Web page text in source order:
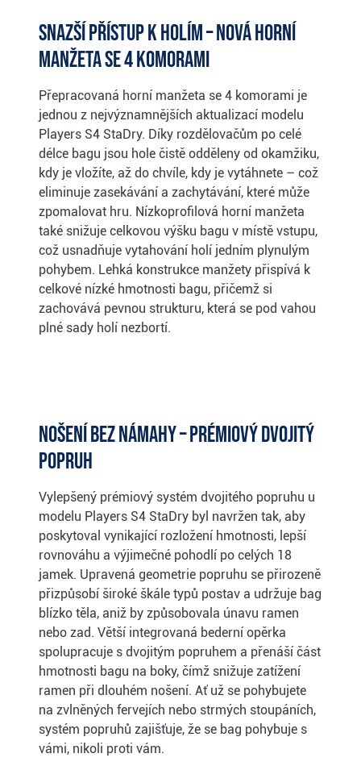
Snazší přístup k holím – nová horní
manžeta se 4 komorami
Přepracovaná horní manžeta se 4 komorami je
jednou z nejvýznamnějších aktualizací modelu
Players S4 StaDry. Díky rozdělovačům po celé
délce bagu jsou hole čistě odděleny od okamžiku,
kdy je vložíte, až do chvíle, kdy je vytáhnete – což
eliminuje zasekávání a zachytávání, které může
zpomalovat hru. Nízkoprofilová horní manžeta
také snižuje celkovou výšku bagu v místě vstupu,
což usnadňuje vytahování holí jedním plynulým
pohybem. Lehká konstrukce manžety přispívá k
celkové nízké hmotnosti bagu, přičemž si
zachovává pevnou strukturu, která se pod vahou
plné sady holí nezbortí.
Nošení bez námahy – prémiový dvojitý
popruh
Vylepšený prémiový systém dvojitého popruhu u
modelu Players S4 StaDry byl navržen tak, aby
poskytoval vynikající rozložení hmotnosti, lepší
rovnováhu a výjimečné pohodlí po celých 18
jamek. Upravená geometrie popruhu se přirozeně
přizpůsobí široké škále typů postav a udržuje bag
blízko těla, aniž by způsobovala únavu ramen
nebo zad. Větší integrovaná bederní opěrka
spolupracuje s dvojitým popruhem a přenáší část
hmotnosti bagu na boky, čímž snižuje zatížení
ramen při dlouhém nošení. Ať už se pohybujete
na zvlněných fervejích nebo strmých stoupáních,
systém popruhů zajišťuje, že se bag pohybuje s
vámi, nikoli proti vám.